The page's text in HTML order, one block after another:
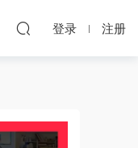
登录 注册